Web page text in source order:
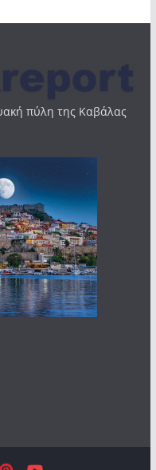
πύλη της Καβάλας